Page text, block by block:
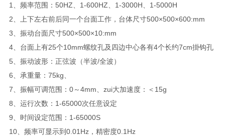
1、频率范围：50HZ、1-600HZ、1-3000H、1-5000H
2、上下左右前后同一个台面工作，台体尺寸500×500×600:mm
3、振动台面尺寸500×500×10:mm
4、台面上有25个10mm螺纹孔及四边中心各有4个长约7cm掛钩孔
5、振动波形：正弦波（半波/全波）
6、承重量：75kg、
7、振幅可调范围：0～4mm、zui大加速度：＜15g
8、运行次数：1-65000次任意设定
9、时间设定范围：1-65000S
10、频率可显示到0.01Hz，精密度0.1Hz